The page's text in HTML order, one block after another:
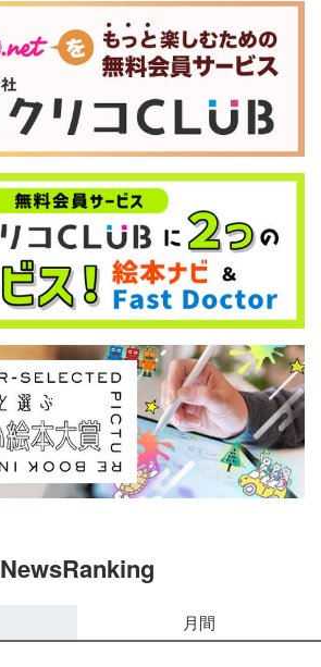
NewsRanking
月間